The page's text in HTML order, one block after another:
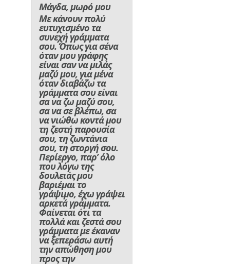
Μάγδα, μωρό μου
Με κάνουν πολύ
ευτυχισμένο τα
συνεχή γράμματα
σου. Όπως για σένα
όταν μου γράφης
είναι σαν να μιλάς
μαζύ μου, για μένα
όταν διαβάζω τα
γράμματα σου είναι
σα να ζω μαζύ σου,
σα να σε βλέπω, σα
να νιώθω κοντά μου
τη ζεστή παρουσία
σου, τη ζωντάνια
σου, τη στοργή σου.
Περίεργο, παρ’ όλο
που λόγω της
δουλειάς μου
βαριέμαι το
γράψιμο, έχω γράψει
αρκετά γράμματα.
Φαίνεται ότι τα
πολλά και ζεστά σου
γράμματα με έκαναν
να ξεπεράσω αυτή
την απώθηση μου
προς την